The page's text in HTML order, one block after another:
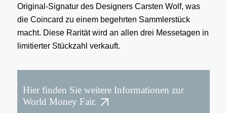
Original-Signatur des Designers Carsten Wolf, was
die Coincard zu einem begehrten Sammlerstück
macht. Diese Rarität wird an allen drei Messetagen in
limitierter Stückzahl verkauft.
Hier finden Sie weitere Informationen zur
World Money Fair.